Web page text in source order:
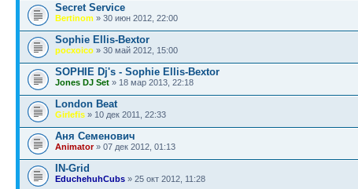
Secret Service
Bertinom » 30 июн 2012, 22:00
Sophie Ellis-Bextor
pocxoico » 30 май 2012, 15:00
SOPHIE Dj's - Sophie Ellis-Bextor
Jones DJ Set » 18 мар 2013, 22:18
London Beat
Girlefis » 10 дек 2011, 22:33
Аня Семенович
Animator» 07 дек 2012, 01:13
IN-Grid
EduchehuhCubs » 25 окт 2012, 11:28